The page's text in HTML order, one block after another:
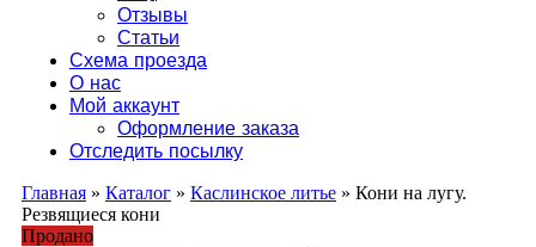
Отзывы
Статьи
Схема проезда
О нас
Мой аккаунт
Оформление заказа
Отследить посылку
Главная » Каталог » Каслинское литье » Кони на лугу.
Резвящиеся кони
Продано